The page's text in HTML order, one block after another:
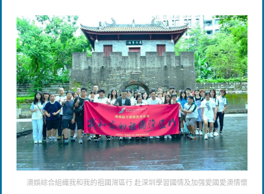
澳娛綜合組織我和我的祖國灣區行 赴深圳學習國情及加强愛國愛澳情懷